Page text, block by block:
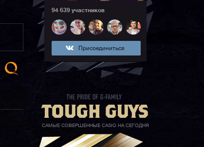
94 639 участников
Присоединиться
САМЫЕ СОВЕРШЕННЫЕ CASIO НА СЕГОДНЯ